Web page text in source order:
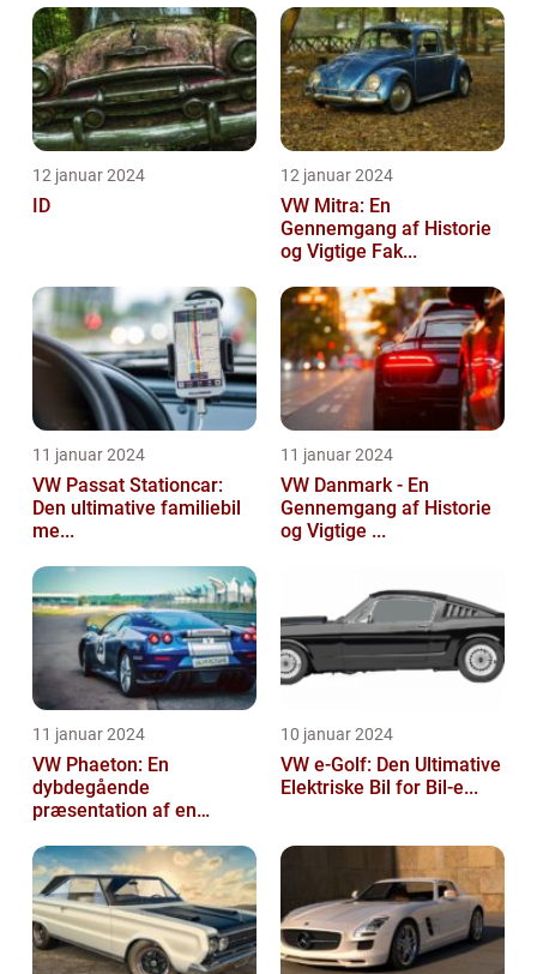
12 januar 2024
ID
12 januar 2024
VW Mitra: En
Gennemgang af Historie
og Vigtige Fak...
11 januar 2024
VW Passat Stationcar:
Den ultimative familiebil
me...
11 januar 2024
VW Danmark - En
Gennemgang af Historie
og Vigtige ...
11 januar 2024
VW Phaeton: En
dybdegående
præsentation af en
10 januar 2024
VW e-Golf: Den Ultimative
Elektriske Bil for Bil-e...